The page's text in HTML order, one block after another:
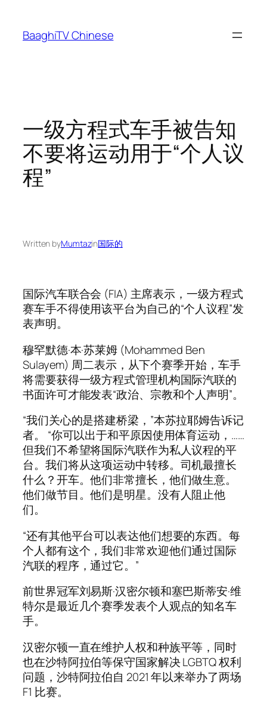
content
BaaghiTV Chinese
一级方程式车手被告知
不要将运动用于“个人议
程”
Written byMumtazin国际的
国际汽车联合会 (FIA) 主席表示，一级方程式
赛车手不得使用该平台为自己的“个人议程”发
表声明。
穆罕默德·本·苏莱姆 (Mohammed Ben
Sulayem) 周二表示，从下个赛季开始，车手
将需要获得一级方程式管理机构国际汽联的
书面许可才能发表“政治、宗教和个人声明”。
“我们关心的是搭建桥梁，”本苏拉耶姆告诉记
者。 “你可以出于和平原因使用体育运动，……
但我们不希望将国际汽联作为私人议程的平
台。我们将从这项运动中转移。司机最擅长
什么？开车。他们非常擅长，他们做生意。
他们做节目。他们是明星。没有人阻止他
们。
“还有其他平台可以表达他们想要的东西。每
个人都有这个，我们非常欢迎他们通过国际
汽联的程序，通过它。”
前世界冠军刘易斯·汉密尔顿和塞巴斯蒂安·维
特尔是最近几个赛季发表个人观点的知名车
手。
汉密尔顿一直在维护人权和种族平等，同时
也在沙特阿拉伯等保守国家解决 LGBTQ 权利
问题，沙特阿拉伯自 2021 年以来举办了两场
F1 比赛。